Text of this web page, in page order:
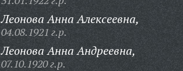
Леонова Анна Алексеевна,
04.08.1921 г.р.
Леонова Анна Андреевна,
07.10.1920 г.р.